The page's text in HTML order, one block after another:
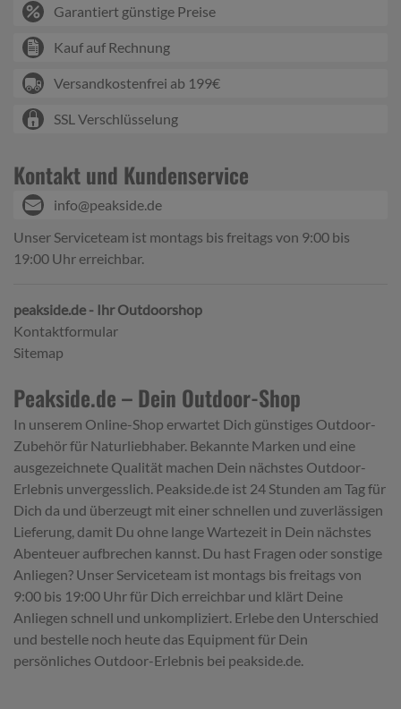
Garantiert günstige Preise
Kauf auf Rechnung
Versandkostenfrei ab 199€
SSL Verschlüsselung
Kontakt und Kundenservice
info@peakside.de
Unser Serviceteam ist montags bis freitags von 9:00 bis
19:00 Uhr erreichbar.
peakside.de - Ihr Outdoorshop
Kontaktformular
Sitemap
Peakside.de – Dein Outdoor-Shop
In unserem Online-Shop erwartet Dich günstiges Outdoor-
Zubehör für Naturliebhaber. Bekannte Marken und eine
ausgezeichnete Qualität machen Dein nächstes Outdoor-
Erlebnis unvergesslich. Peakside.de ist 24 Stunden am Tag für
Dich da und überzeugt mit einer schnellen und zuverlässigen
Lieferung, damit Du ohne lange Wartezeit in Dein nächstes
Abenteuer aufbrechen kannst. Du hast Fragen oder sonstige
Anliegen? Unser Serviceteam ist montags bis freitags von
9:00 bis 19:00 Uhr für Dich erreichbar und klärt Deine
Anliegen schnell und unkompliziert. Erlebe den Unterschied
und bestelle noch heute das Equipment für Dein
persönliches Outdoor-Erlebnis bei peakside.de.